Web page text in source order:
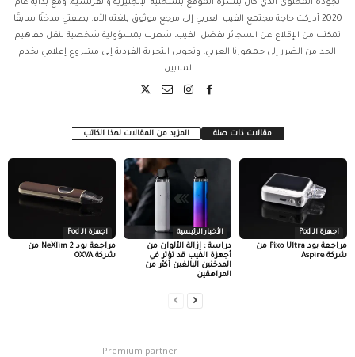
بجودة المحتوى الذي كان ينشره الموقع بنسختيه الإنجليزية والفرنسية. ومع بداية عام
2020 أدركت حاجة مجتمع الفيب العربي إلى مرجع موثوق بلغته الأم. بصفتي مدخنًا سابقًا
تمكنت من الإقلاع عن السجائر بفضل الفيب، شعرت بمسؤولية شخصية لنقل مفاهيم
الحد من الضرر إلى جمهورنا العربي، وتحويل التجربة الفردية إلى مشروع إعلامي يخدم
الملايين.
مقالات ذات صلة المزيد من المقالات لهذا الكاتب
اجهزة الـ Pod
مراجعة بود NeXlim 2 من
شركة OXVA
الأخبار الرئيسية
دراسة : إزالة الألوان من
أجهزة الفيب قد تؤثر في
المدخنين البالغين أكثر من
المراهقين
اجهزة الـ Pod
مراجعة بود Pixo Ultra من
شركة Aspire
Premium partner